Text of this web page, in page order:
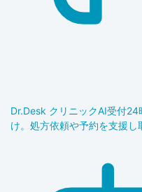
Dr.Desk クリニックAI受付24
け。処方依頼や予約を支援し